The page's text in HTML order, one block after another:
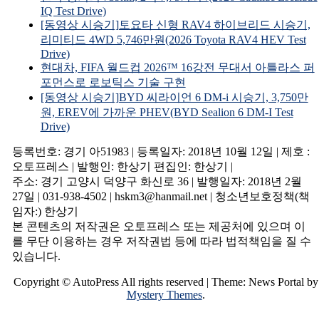
IQ Test Drive)
[동영상 시승기]토요타 신형 RAV4 하이브리드 시승기,
리미티드 4WD 5,746만원(2026 Toyota RAV4 HEV Test
Drive)
현대차, FIFA 월드컵 2026™ 16강전 무대서 아틀라스 퍼
포먼스로 로보틱스 기술 구현
[동영상 시승기]BYD 씨라이언 6 DM-i 시승기, 3,750만
원, EREV에 가까운 PHEV(BYD Sealion 6 DM-I Test
Drive)
등록번호: 경기 아51983 | 등록일자: 2018년 10월 12일 | 제호 :
오토프레스 | 발행인: 한상기 편집인: 한상기 |
주소: 경기 고양시 덕양구 화신로 36 | 발행일자: 2018년 2월
27일 | 031-938-4502 | hskm3@hanmail.net | 청소년보호정책(책
임자:) 한상기
본 콘텐츠의 저작권은 오토프레스 또는 제공처에 있으며 이
를 무단 이용하는 경우 저작권법 등에 따라 법적책임을 질 수
있습니다.
Copyright © AutoPress All rights reserved | Theme: News Portal by
Mystery Themes.